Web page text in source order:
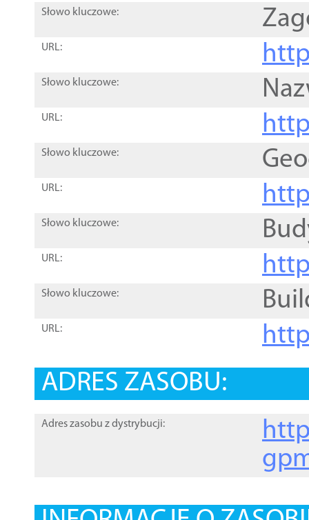
Słowo kluczowe:
URL:
Słowo kluczowe:
URL:
Słowo kluczowe:
URL:
Słowo kluczowe:
URL:
Słowo kluczowe:
URL:
ADRES ZASOBU:
Adres zasobu z dystrybucji: